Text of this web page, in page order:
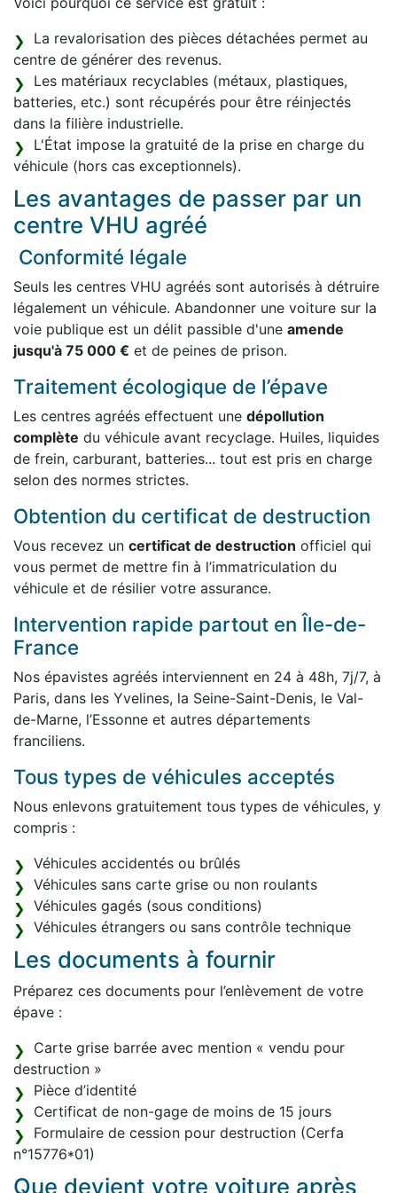
La revalorisation des pièces détachées permet au
centre de générer des revenus.
Les matériaux recyclables (métaux, plastiques,
batteries, etc.) sont récupérés pour être réinjectés
dans la filière industrielle.
L'État impose la gratuité de la prise en charge du
véhicule (hors cas exceptionnels).
Les avantages de passer par un
centre VHU agréé
Conformité légale
Seuls les centres VHU agréés sont autorisés à détruire
légalement un véhicule. Abandonner une voiture sur la
voie publique est un délit passible d'une amende
jusqu'à 75 000 € et de peines de prison.
Traitement écologique de l’épave
Les centres agréés effectuent une dépollution
complète du véhicule avant recyclage. Huiles, liquides
de frein, carburant, batteries... tout est pris en charge
selon des normes strictes.
Obtention du certificat de destruction
Vous recevez un certificat de destruction officiel qui
vous permet de mettre fin à l’immatriculation du
véhicule et de résilier votre assurance.
Intervention rapide partout en Île-de-
France
Nos épavistes agréés interviennent en 24 à 48h, 7j/7, à
Paris, dans les Yvelines, la Seine-Saint-Denis, le Val-
de-Marne, l’Essonne et autres départements
franciliens.
Tous types de véhicules acceptés
Nous enlevons gratuitement tous types de véhicules, y
compris :
Véhicules accidentés ou brûlés
Véhicules sans carte grise ou non roulants
Véhicules gagés (sous conditions)
Véhicules étrangers ou sans contrôle technique
Les documents à fournir
Préparez ces documents pour l’enlèvement de votre
épave :
Carte grise barrée avec mention « vendu pour
destruction »
Pièce d’identité
Certificat de non-gage de moins de 15 jours
Formulaire de cession pour destruction (Cerfa
n°15776*01)
Que devient votre voiture après